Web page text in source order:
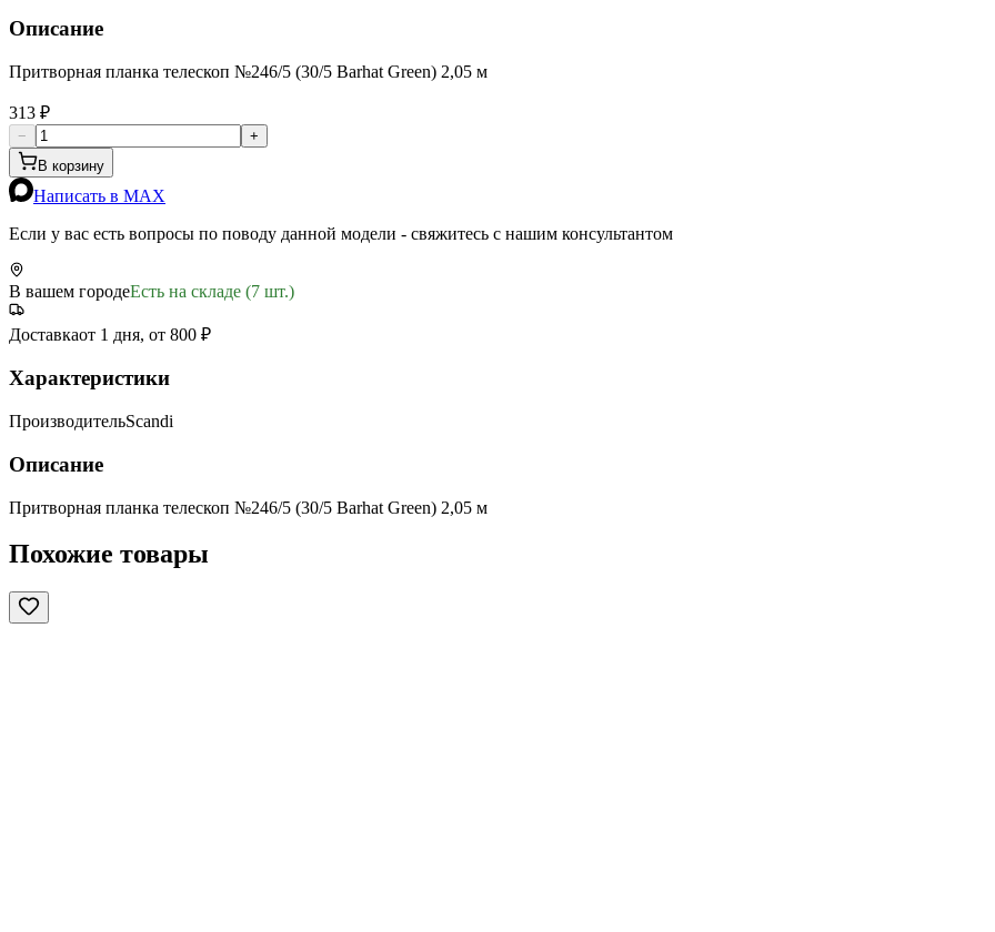
Описание
Притворная планка телескоп №246/5 (30/5 Barhat Green) 2,05 м
313 ₽
−
+
В корзину
Написать в MAX
Если у вас есть вопросы по поводу данной модели - свяжитесь с нашим консультантом
В вашем городеЕсть на складе (7 шт.)
Доставкаот 1 дня, от 800 ₽
Характеристики
ПроизводительScandi
Описание
Притворная планка телескоп №246/5 (30/5 Barhat Green) 2,05 м
Похожие товары